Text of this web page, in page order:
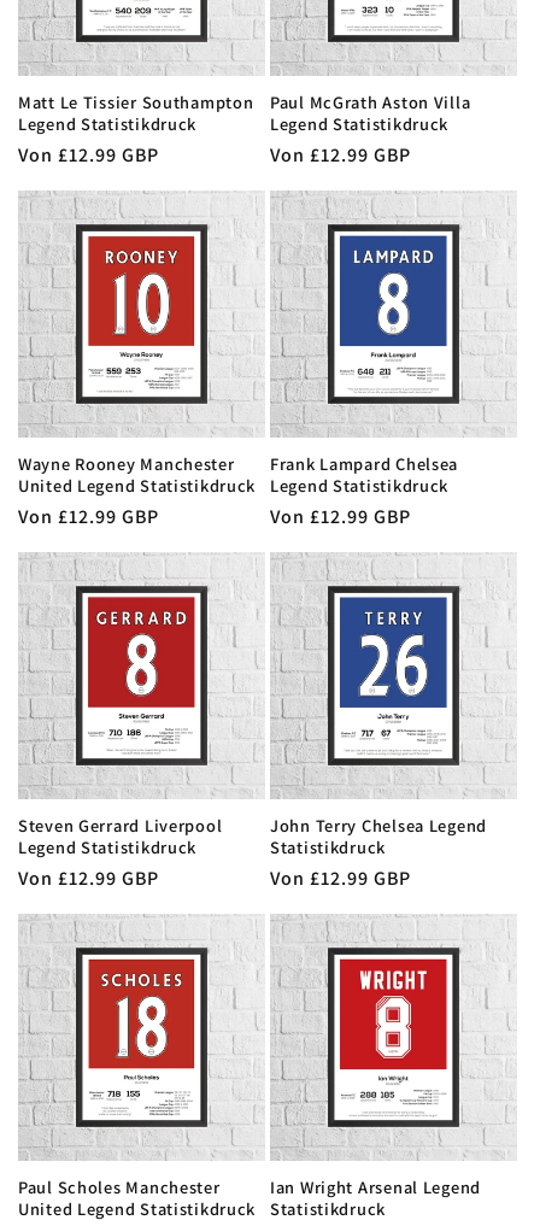
Matt Le Tissier Southampton
Legend Statistikdruck
Normaler
Preis
Von £12.99 GBP
Paul McGrath Aston Villa
Legend Statistikdruck
Normaler
Preis
Von £12.99 GBP
Wayne Rooney Manchester
United Legend Statistikdruck
Normaler
Preis
Von £12.99 GBP
Frank Lampard Chelsea
Legend Statistikdruck
Normaler
Preis
Von £12.99 GBP
Steven Gerrard Liverpool
Legend Statistikdruck
Normaler
Preis
Von £12.99 GBP
John Terry Chelsea Legend
Statistikdruck
Normaler
Preis
Von £12.99 GBP
Paul Scholes Manchester
United Legend Statistikdruck
Ian Wright Arsenal Legend
Statistikdruck